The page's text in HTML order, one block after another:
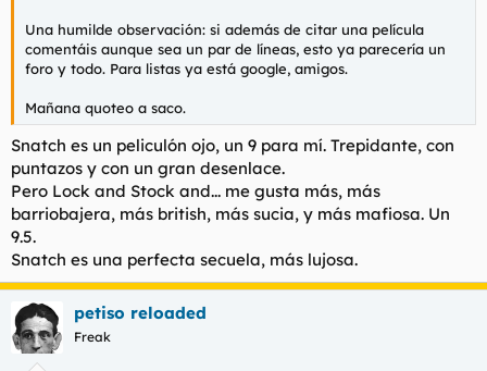
Una humilde observación: si además de citar una película
comentáis aunque sea un par de líneas, esto ya parecería un
foro y todo. Para listas ya está google, amigos.
Mañana quoteo a saco.
Snatch es un peliculón ojo, un 9 para mí. Trepidante, con
puntazos y con un gran desenlace.
Pero Lock and Stock and... me gusta más, más
barriobajera, más british, más sucia, y más mafiosa. Un
9.5.
Snatch es una perfecta secuela, más lujosa.
petiso reloaded
Freak